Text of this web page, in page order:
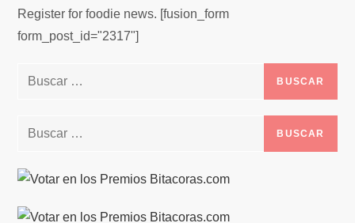
Register for foodie news. [fusion_form
form_post_id="2317"]
Buscar:
Buscar: